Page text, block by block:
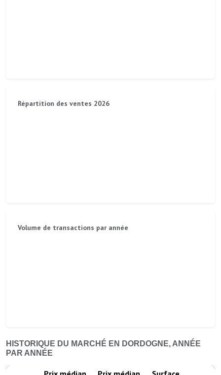
Répartition des ventes 2026
Volume de transactions par année
HISTORIQUE DU MARCHÉ EN DORDOGNE, ANNÉE
PAR ANNÉE